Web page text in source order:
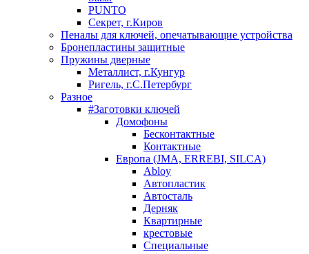
PUNTO
Секрет, г.Киров
Пеналы для ключей, опечатывающие устройства
Бронепластины защитные
Пружины дверные
Металлист, г.Кунгур
Ригель, г.С.Петербург
Разное
#Заготовки ключей
Домофоны
Бесконтактные
Контактные
Европа (JMA, ERREBI, SILCA)
Abloy
Автопластик
Автосталь
Дерняк
Квартирные
крестовые
Специальные